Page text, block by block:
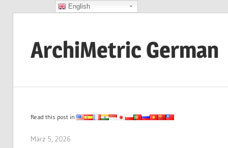
springen
ArchiMetric German
Dev
Scrum,
Read this post in:
März 5, 2026
English